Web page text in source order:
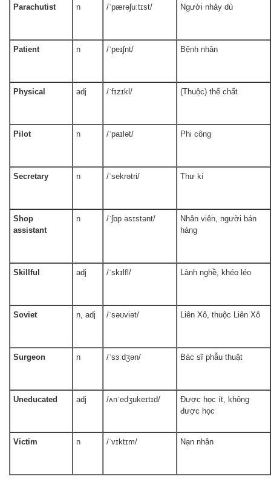
Parachutist n /ˈpærəʃuːtɪst/ Người nhảy dù
Patient n /ˈpeɪʃnt/ Bệnh nhân
Physical adj /ˈfɪzɪkl/ (Thuộc) thể chất
Pilot n /ˈpaɪlət/ Phi công
Secretary n /ˈsekrətri/ Thư kí
Shop
assistant
n /ˈʃɒp əsɪstənt/
Nhân viên, người bán
hàng
Skillful adj /ˈskɪlfl/ Lành nghề, khéo léo
Soviet n, adj /ˈsəʊviət/ Liên Xô, thuộc Liên Xô
Surgeon n /ˈsɜːdʒən/ Bác sĩ phẫu thuật
Uneducated adj /ʌnˈedʒukeɪtɪd/
Được học ít, không
được học
Victim n /ˈvɪktɪm/ Nạn nhân